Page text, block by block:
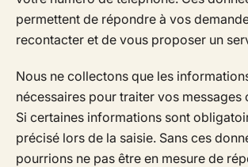
permettent de répondre à vos
recontacter et de vous proposer un
Nous ne collectons que les
nécessaires pour traiter vos messages
Si certaines informations sont
précisé lors de la saisie. Sans ces
pourrions ne pas être en mesure de